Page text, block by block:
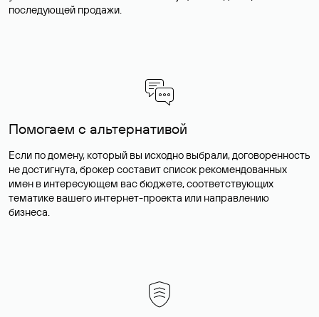
последующей продажи.
Помогаем с альтернативой
Если по домену, который вы исходно выбрали, договоренность
не достигнута, брокер составит список рекомендованных
имен в интересующем вас бюджете, соответствующих
тематике вашего интернет-проекта или направлению
бизнеса.